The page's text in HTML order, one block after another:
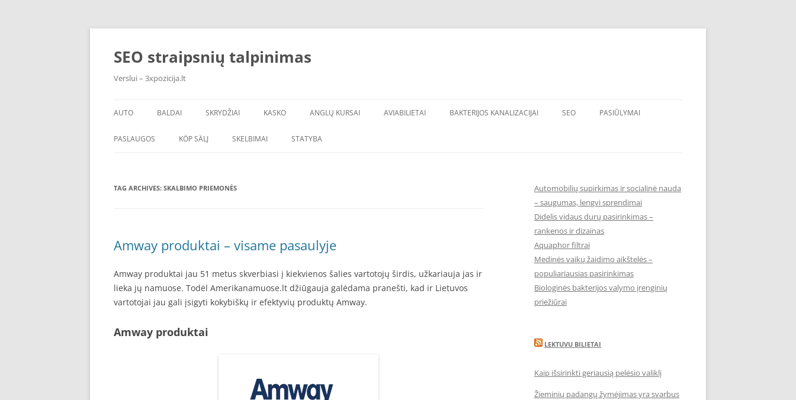
Skip
SEO straipsnių talpinimas
Verslui – 3xpozicija.lt
AUTO BALDAI SKRYDŽIAI KASKO ANGLŲ KURSAI AVIABILIETAI BAKTERIJOS KANALIZACIJAI SEO PASIŪLYMAI
PASLAUGOS KÖP SÄLJ SKELBIMAI STATYBA
TAG ARCHIVES: SKALBIMO PRIEMONĖS
Amway produktai – visame pasaulyje
Amway produktai jau 51 metus skverbiasi į kiekvienos šalies vartotojų širdis, užkariauja jas ir
lieka jų namuose. Todėl Amerikanamuose.lt džiūgauja galėdama pranešti, kad ir Lietuvos
vartotojai jau gali įsigyti kokybiškų ir efektyvių produktų Amway.
Amway produktai
Automobilių supirkimas ir socialinė nauda
– saugumas, lengvi sprendimai
Didelis vidaus durų pasirinkimas –
rankenos ir dizainas
Aquaphor filtrai
Medinės vaikų žaidimo aikštelės –
populiariausias pasirinkimas
Biologinės bakterijos valymo įrenginių
priežiūrai
LEKTUVU BILIETAI
Kaip išsirinkti geriausią pelėsio valiklį
Žieminių padangų žymėjimas yra svarbus